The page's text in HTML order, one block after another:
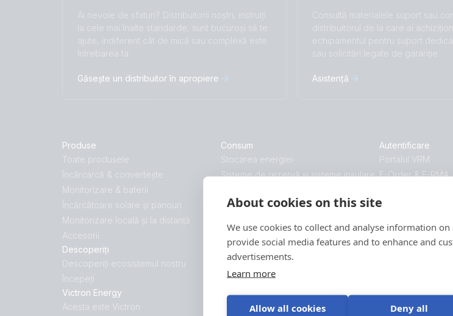
About cookies on this site
We use cookies to collect and analyse information
provide social media features and to enhance and
advertisements.
Learn more
Allow all cookies Deny all
Español
Français
Italiano
Magyar
Nederlands
Română
Suomalainen
I agree to receive the newsletter
Ai nevoie de sfaturi? Distribuitorii noștri, instruiți
la cele mai înalte standarde, sunt bucuroși să te
ajute, indiferent cât de mică sau complexă este
întrebarea ta.
Găsește un distribuitor în apropiere
Consultă materialele suport sau
distribuitorul de la care ai
echipamentul pentru suport
sau solicitări legate de garanție.
Asistență
Produse
Toate produsele
Încărcarcă & convertește
Monitorizare & baterii
Încărcătoare solare și panouri
Monitorizare locală și la distanță
Accesorii
Descoperiți
Descoperiți ecosistemul nostru
Începeți
Victron Energy
Acesta este Victron
Consum
Stocarea energiei
Sisteme de rezervă și sisteme insulare
Înregistrare închisă
Industrial
Accesul la energie
Mobilitate
Companie
Autentificare
Portalul VRM
E-Order & E-RMA